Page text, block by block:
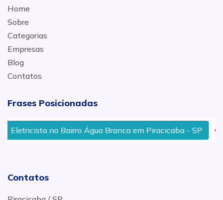
Home
Sobre
Categorias
Empresas
Blog
Contatos
Frases Posicionadas
no Bairro Água Branca em Piracicaba - SP
Contatos